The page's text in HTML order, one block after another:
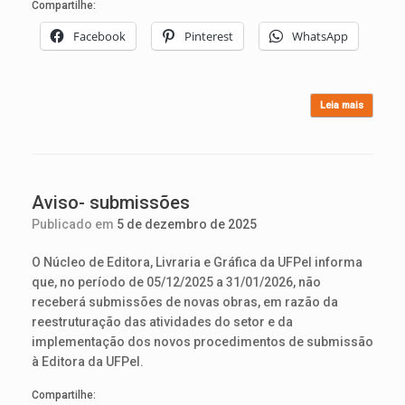
Compartilhe:
Facebook Pinterest WhatsApp
Leia mais
Aviso- submissões
Publicado em 5 de dezembro de 2025
O Núcleo de Editora, Livraria e Gráfica da UFPel informa
que, no período de 05/12/2025 a 31/01/2026, não
receberá submissões de novas obras, em razão da
reestruturação das atividades do setor e da
implementação dos novos procedimentos de submissão
à Editora da UFPel.
Compartilhe: